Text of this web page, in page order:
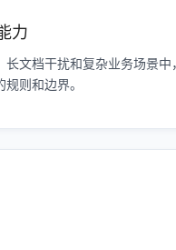
力
长文档干扰和复杂业务场景中
则和边界。